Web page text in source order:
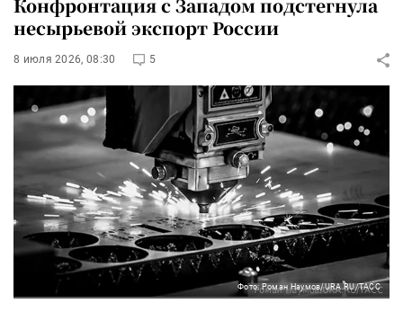
Конфронтация с Западом подстегнула
несырьевой экспорт России
8 июля 2026, 08:30 5
Фото: Роман Наумов/URA.RU/ТАСС